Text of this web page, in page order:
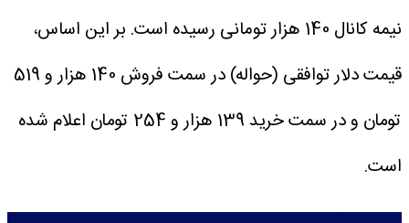
نیمه کانال 140 هزار تومانی رسیده است. بر این اساس،
قیمت دلار توافقی (حواله) در سمت فروش 140 هزار و 519
تومان و در سمت خرید 139 هزار و 254 تومان اعلام شده
است.